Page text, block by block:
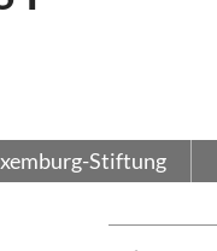
Stiftung